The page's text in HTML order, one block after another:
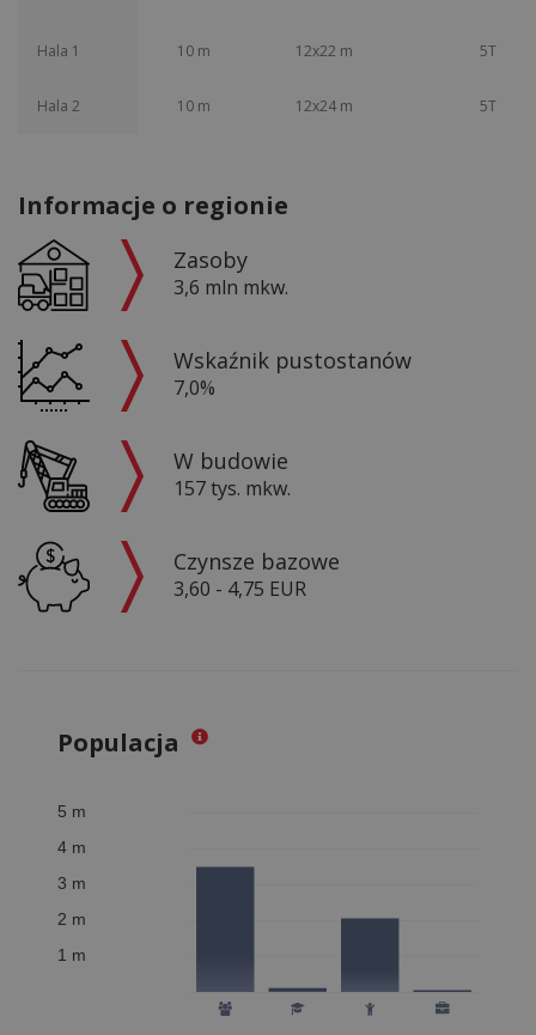
Hala 1 10 m 12x22 m 5T
Hala 2 10 m 12x24 m 5T
Informacje o regionie
Zasoby
3,6 mln mkw.
Wskaźnik pustostanów
7,0%
W budowie
157 tys. mkw.
Czynsze bazowe
3,60 - 4,75 EUR
Populacja